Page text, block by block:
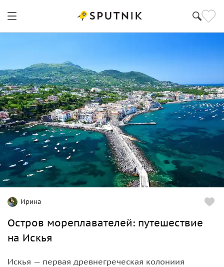
Ирина
Остров мореплавателей: путешествие
на Искья
Искья — первая древнегреческая колониия